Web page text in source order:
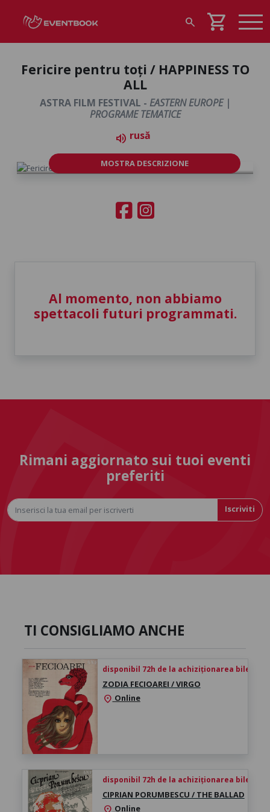
search shopping_cart
Fericire pentru toți / HAPPINESS TO
ALL
ASTRA FILM FESTIVAL - EASTERN EUROPE |
PROGRAME TEMATICE
volume_up rusă
MOSTRA DESCRIZIONE
Al momento, non abbiamo
spettacoli futuri programmati.
Rimani aggiornato sui tuoi eventi
preferiti
Iscriviti
TI CONSIGLIAMO ANCHE
disponibil 72h de la achiziționarea biletului
ZODIA FECIOAREI / VIRGO
location_on Online
disponibil 72h de la achiziționarea biletului
CIPRIAN PORUMBESCU / THE BALLAD
location_on Online